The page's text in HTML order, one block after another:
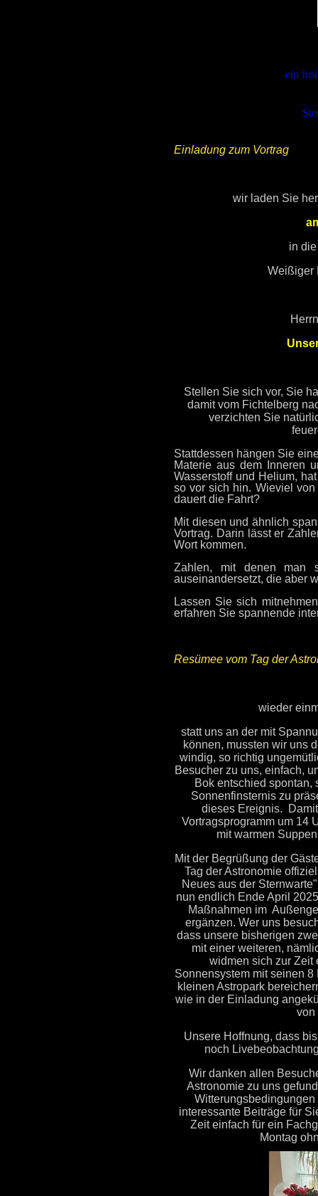
ein
Einladung zum Vortrag
wir laden Sie
in
Weißiger
Stellen Sie sich vor, Sie
damit vom Fichtelberg
verzichten Sie
Stattdessen hängen Sie
Materie aus dem Inneren
Wasserstoff und Helium,
so vor sich hin. Wieviel
dauert die Fahrt?
Mit diesen und ähnlich
Vortrag. Darin lässt er
Wort kommen.
Zahlen, mit denen man
auseinandersetzt, die aber
Lassen Sie sich
erfahren Sie spannende
Resümee vom Tag der
wieder
statt uns an der mit
können, mussten wir uns
windig, so richtig
Besucher zu uns, einfach,
Bok entschied spontan,
Sonnenfinsternis zu
dieses Ereignis.
Vortragsprogramm um 14
mit warmen
Mit der Begrüßung der
Tag der Astronomie
Neues aus der
nun endlich Ende April
Maßnahmen im
ergänzen. Wer uns
dass unsere bisherigen
mit einer weiteren,
widmen sich zur Zeit
Sonnensystem mit seinen
kleinen Astropark
wie in der Einladung
von
Unsere Hoffnung, dass
noch
Wir danken allen
Astronomie zu uns
interessante Beiträge für
Zeit einfach für ein
Montag